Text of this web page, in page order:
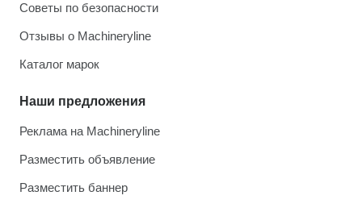
Советы по безопасности
Отзывы о Machineryline
Каталог марок
Наши предложения
Реклама на Machineryline
Разместить объявление
Разместить баннер